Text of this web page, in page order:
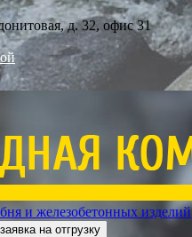
д. 32, офис 31
и железобетонных изделий
заявка на отгрузку